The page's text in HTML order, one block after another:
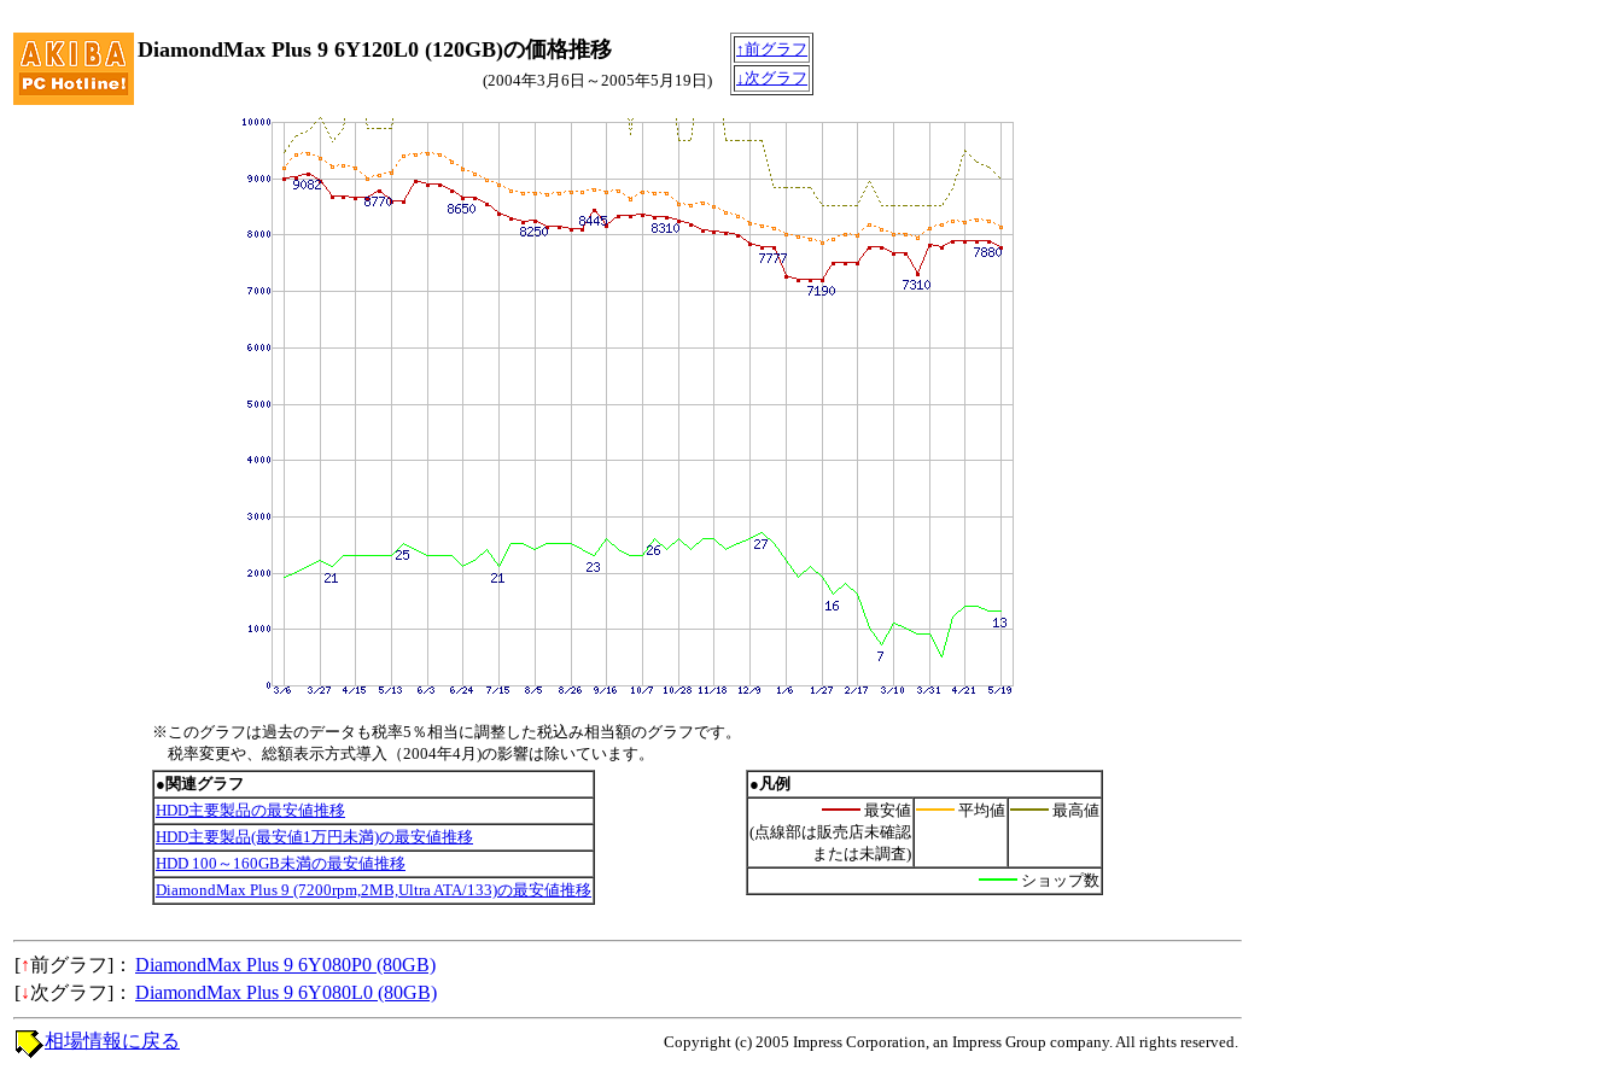
DiamondMax Plus 9 6Y120L0 (120GB)の価格推移
↑前グラフ
↓次グラフ
(2004年3月6日～2005年5月19日)
※このグラフは過去のデータも税率5％相当に調整した税込み相当額のグラフです。
税率変更や、総額表示方式導入（2004年4月)の影響は除いています。
●関連グラフ
HDD主要製品の最安値推移
HDD主要製品(最安値1万円未満)の最安値推移
HDD 100～160GB未満の最安値推移
DiamondMax Plus 9 (7200rpm,2MB,Ultra ATA/133)の最安値推移
●凡例
最安値
(点線部は販売店未確認
または未調査)
平均値 最高値
ショップ数
[↑前グラフ]： DiamondMax Plus 9 6Y080P0 (80GB)
[↓次グラフ]： DiamondMax Plus 9 6Y080L0 (80GB)
Copyright (c) 2005 Impress Corporation, an Impress Group company. All rights reserved.
相場情報に戻る